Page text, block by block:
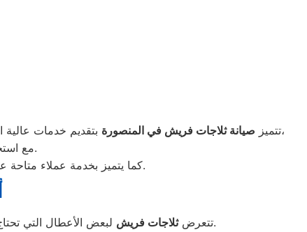
تتميز صيانة ثلاجات فريش في المنصورة
بتقديم خدمات عالية الجودة تشمل الصيانة المنزلية السريعة دون الحاجة إلى نقل الجهاز. يعتمد المركز على فنيين متخصصين ومدربين على أحدث تقنيات فريش،
مع استخدام قطع غيار أصلية معتمدة تضمن كفاءة التشغيل وطول العمر الافتراضي للجهاز.
كما يتميز بخدمة عملاء متاحة على مدار اليوم، واستجابة فورية للبلاغات، وضمان شامل على جميع أعمال الصيانة لضمان راحة وثقة العميل.
تتعرضثلاجات فريش
لبعض الأعطال التي تحتاج إلى فحص فني متخصص، مثل ضعف التبريد داخل الكابينة، أو تراكم الثلج الزائد في الفريزر، أو تسرب المياه أسفل الجهاز.